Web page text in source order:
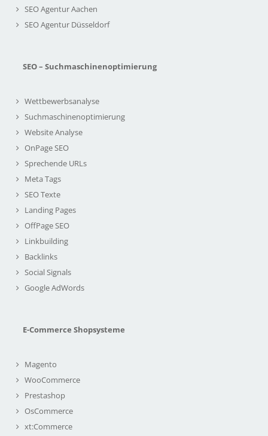
SEO Agentur Aachen
SEO Agentur Düsseldorf
SEO – Suchmaschinenoptimierung
Wettbewerbsanalyse
Suchmaschinenoptimierung
Website Analyse
OnPage SEO
Sprechende URLs
Meta Tags
SEO Texte
Landing Pages
OffPage SEO
Linkbuilding
Backlinks
Social Signals
Google AdWords
E-Commerce Shopsysteme
Magento
WooCommerce
Prestashop
OsCommerce
xt:Commerce